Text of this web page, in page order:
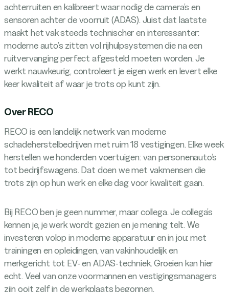
achterruiten en kalibreert waar nodig de camera’s en
sensoren achter de voorruit (ADAS). Juist dat laatste
maakt het vak steeds technischer en interessanter:
moderne auto’s zitten vol rijhulpsystemen die na een
ruitvervanging perfect afgesteld moeten worden. Je
werkt nauwkeurig, controleert je eigen werk en levert elke
keer kwaliteit af waar je trots op kunt zijn.
Over RECO
RECO is een landelijk netwerk van moderne
schadeherstelbedrijven met ruim 18 vestigingen. Elke week
herstellen we honderden voertuigen: van personenauto’s
tot bedrijfswagens. Dat doen we met vakmensen die
trots zijn op hun werk en elke dag voor kwaliteit gaan.
Bij RECO ben je geen nummer, maar collega. Je collega’s
kennen je, je werk wordt gezien en je mening telt. We
investeren volop in moderne apparatuur en in jou: met
trainingen en opleidingen, van vakinhoudelijk en
merkgericht tot EV- en ADAS-techniek. Groeien kan hier
echt. Veel van onze voormannen en vestigingsmanagers
zijn ooit zelf in de werkplaats begonnen.